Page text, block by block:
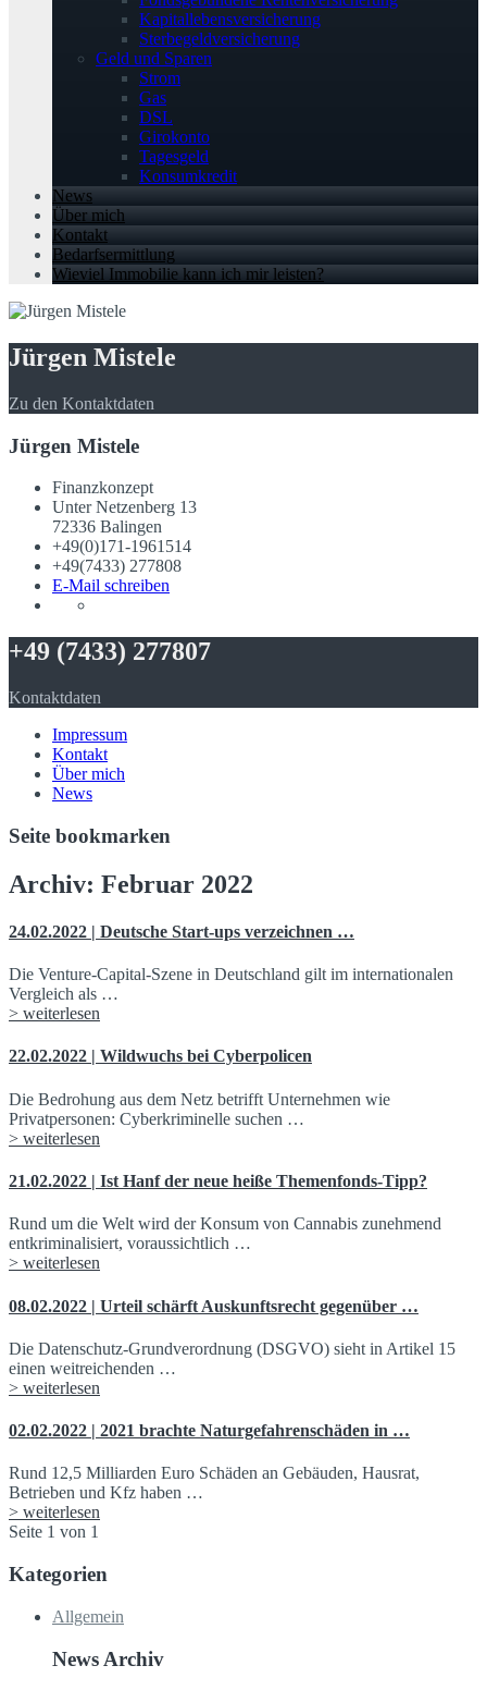
Kapitallebensversicherung
Sterbegeldversicherung
Geld und Sparen
Strom
Gas
DSL
Girokonto
Tagesgeld
Konsumkredit
News
Über mich
Kontakt
Bedarfsermittlung
Wieviel Immobilie kann ich mir leisten?
Jürgen Mistele
Zu den Kontaktdaten
Jürgen Mistele
Finanzkonzept
Unter Netzenberg 13
72336 Balingen
+49(0)171-1961514
+49(7433) 277808
E-Mail schreiben
+49 (7433) 277807
Kontaktdaten
Impressum
Kontakt
Über mich
News
Seite bookmarken
Archiv: Februar 2022
24.02.2022 | Deutsche Start-ups verzeichnen …
Die Venture-Capital-Szene in Deutschland gilt im internationalen
Vergleich als …
> weiterlesen
22.02.2022 | Wildwuchs bei Cyberpolicen
Die Bedrohung aus dem Netz betrifft Unternehmen wie
Privatpersonen: Cyberkriminelle suchen …
> weiterlesen
21.02.2022 | Ist Hanf der neue heiße Themenfonds-Tipp?
Rund um die Welt wird der Konsum von Cannabis zunehmend
entkriminalisiert, voraussichtlich …
> weiterlesen
08.02.2022 | Urteil schärft Auskunftsrecht gegenüber …
Die Datenschutz-Grundverordnung (DSGVO) sieht in Artikel 15
einen weitreichenden …
> weiterlesen
02.02.2022 | 2021 brachte Naturgefahrenschäden in …
Rund 12,5 Milliarden Euro Schäden an Gebäuden, Hausrat,
Betrieben und Kfz haben …
> weiterlesen
Seite 1 von 1
Kategorien
Allgemein
News Archiv